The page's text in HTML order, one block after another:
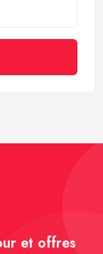
et offres